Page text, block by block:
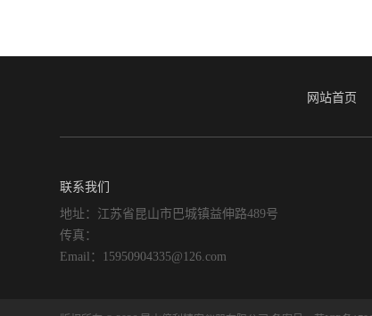
网站首页
联系我们
地址：江苏省昆山市巴城镇益伸路489号
传真：
Email：15950904335@126.com